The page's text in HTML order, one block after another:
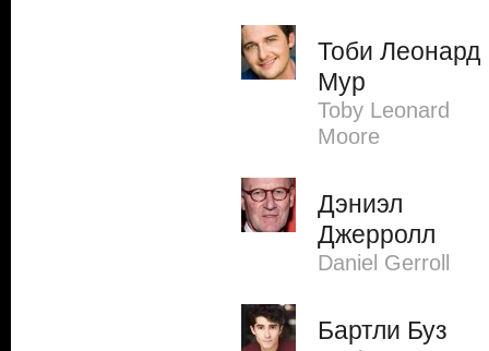
Тоби Леонард
Мур
Toby Leonard
Moore
Дэниэл
Джерролл
Daniel Gerroll
Бартли Буз